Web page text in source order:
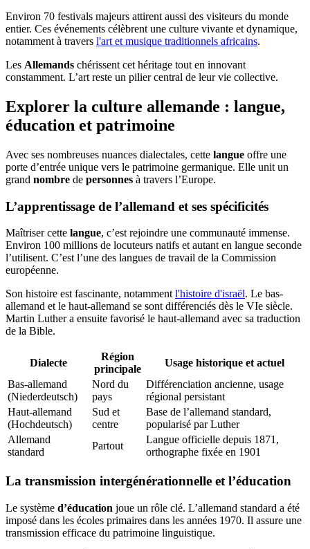
Environ 70 festivals majeurs attirent aussi des visiteurs du monde
entier. Ces événements célèbrent une culture vivante et dynamique,
notamment à travers l'art et musique traditionnels africains.
Les Allemands chérissent cet héritage tout en innovant
constamment. L’art reste un pilier central de leur vie collective.
Explorer la culture allemande : langue,
éducation et patrimoine
Avec ses nombreuses nuances dialectales, cette langue offre une
porte d’entrée unique vers le patrimoine germanique. Elle unit un
grand nombre de personnes à travers l’Europe.
L’apprentissage de l’allemand et ses spécificités
Maîtriser cette langue, c’est rejoindre une communauté immense.
Environ 100 millions de locuteurs natifs et autant en langue seconde
l’utilisent. C’est l’une des langues de travail de la Commission
européenne.
Son histoire est fascinante, notamment l'histoire d'israël. Le bas-
allemand et le haut-allemand se sont différenciés dès le VIe siècle.
Martin Luther a ensuite favorisé le haut-allemand avec sa traduction
de la Bible.
Dialecte
Région
principale
Usage historique et actuel
Bas-allemand
(Niederdeutsch)
Nord du
pays
Différenciation ancienne, usage
régional persistant
Haut-allemand
(Hochdeutsch)
Sud et
centre
Base de l’allemand standard,
popularisé par Luther
Allemand
standard
Partout
Langue officielle depuis 1871,
orthographe fixée en 1901
La transmission intergénérationnelle et l’éducation
Le système d’éducation joue un rôle clé. L’allemand standard a été
imposé dans les écoles primaires dans les années 1970. Il assure une
transmission efficace du patrimoine linguistique.